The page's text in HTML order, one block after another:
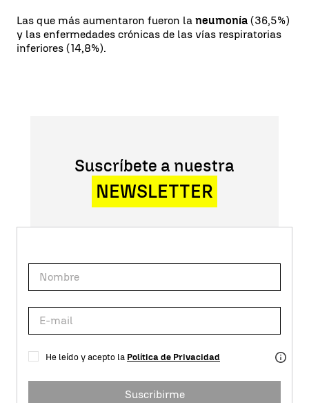
Las que más aumentaron fueron la neumonía (36,5%)
y las enfermedades crónicas de las vías respiratorias
inferiores (14,8%).
Suscríbete a nuestra
NEWSLETTER
He leído y acepto la Política de Privacidad
Suscribirme